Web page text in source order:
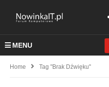
MENU
Home Tag "brak Dźwięku"